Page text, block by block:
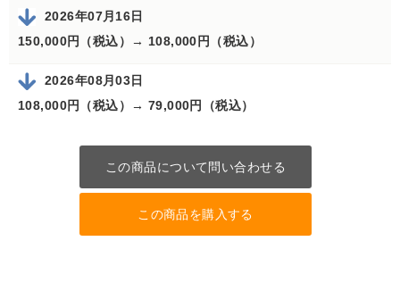
2026年07月16日
150,000円（税込）→ 108,000円（税込）
2026年08月03日
108,000円（税込）→ 79,000円（税込）
この商品について問い合わせる
この商品を購入する